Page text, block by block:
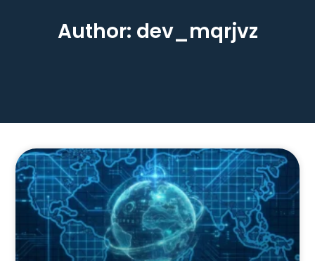
Author: dev_mqrjvz